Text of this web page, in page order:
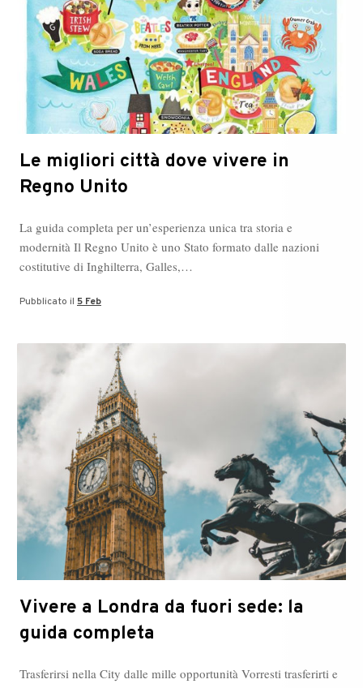
Le migliori città dove vivere in
Regno Unito
La guida completa per un’esperienza unica tra storia e
modernità Il Regno Unito è uno Stato formato dalle nazioni
costitutive di Inghilterra, Galles,…
Pubblicato il 5 Feb
Vivere a Londra da fuori sede: la
guida completa
Trasferirsi nella City dalle mille opportunità Vorresti trasferirti e